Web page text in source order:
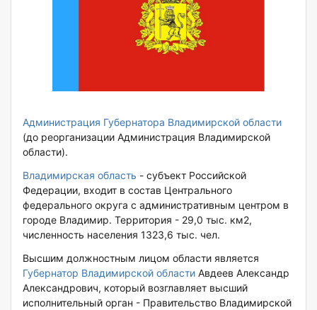
Администрация Губернатора Владимирской области
(до реорганизации Администрация Владимирской
области).
Владимирская область - субъект Российской
Федерации, входит в состав Центрального
федерального округа c административным центром в
городе Владимир. Территория - 29,0 тыс. км2,
численность населения 1323,6 тыс. чел.
Высшим должностным лицом области является
Губернатор Владимирской области Авдеев Александр
Александрович, который возглавляет высший
исполнительный орган - Правительство Владимирской